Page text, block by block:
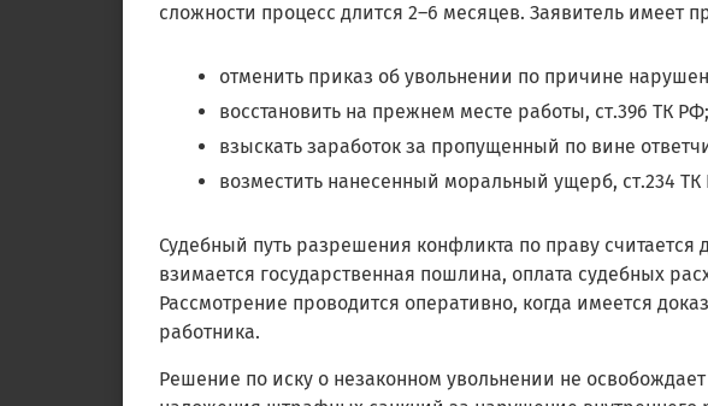
сложности процесс длится 2–6 месяцев. Заявитель имеет
отменить приказ об увольнении по причине
восстановить на прежнем месте работы, ст.396 ТК РФ;
взыскать заработок за пропущенный по вине
возместить нанесенный моральный ущерб, ст.234 ТК
Судебный путь разрешения конфликта по праву считается
взимается государственная пошлина, оплата судебных
Рассмотрение проводится оперативно, когда имеется
работника.
Решение по иску о незаконном увольнении не освобождает